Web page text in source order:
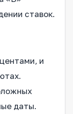
ставок.
и
даты.